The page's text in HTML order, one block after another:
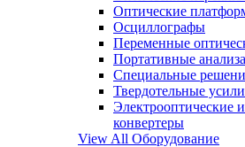
Оптические
Осциллографы
Переменные
Портативные
Специальные
Твердотельные
Электрооптические
конвертеры
View All Оборудование